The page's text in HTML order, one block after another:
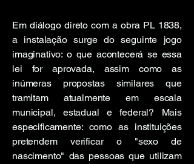
Em diálogo direto com a obra PL 1838,
a instalação surge do seguinte jogo
imaginativo: o que acontecerá se essa
lei for aprovada, assim como as
inúmeras propostas similares que
tramitam atualmente em escala
municipal, estadual e federal? Mais
especificamente: como as instituições
pretendem verificar o "sexo de
nascimento" das pessoas que utilizam